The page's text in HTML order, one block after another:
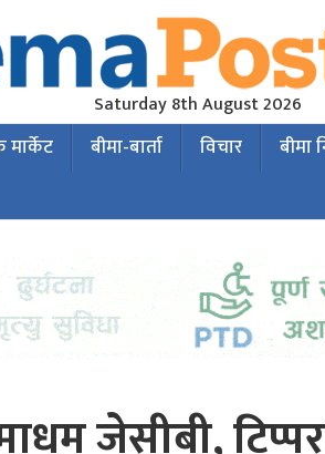
Saturday 8th August 2026
मार्केट बीमा-बार्ता विचार बीमा